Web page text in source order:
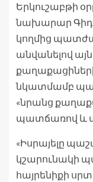
Երկուշաբթի
նախարար
կողմից
անվանելով
նկատմամբ
«նրանց
պատճառով և
«Իսրայելը
կշարունակի
հայրենիքի